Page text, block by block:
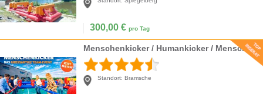
300,00 € pro Tag
Menschenkicker / Humankicker / Menschlicher Tischfußball XXL mieten
Standort: Bramsche